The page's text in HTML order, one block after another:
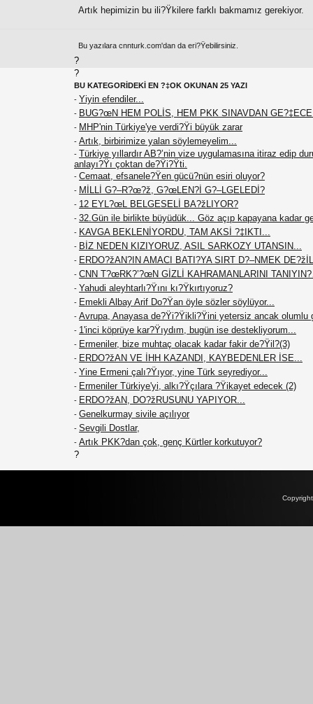
Artık hepimizin bu ili?Ÿkilere farklı bakmamız gerekiyor.
Bu yazılara cnnturk.com'dan da eri?Ÿebilirsiniz.
?
?
BU KATEGORİDEKİ EN ?‡OK OKUNAN 25 YAZI
- Yiyin efendiler...
- BUG?œN HEM POLİS, HEM PKK SINAVDAN
- MHP'nin Türkiye'ye verdi?Ÿi büyük zarar
- Artık, birbirimize yalan söylemeyelim...
- Türkiye yıllardır AB?’nin vize uygulamasına itiraz edip
anlayı?Ÿı çoktan de?Ÿi?Ÿti.
- Cemaat, efsanele?Ÿen gücü?nün esiri oluyor?
- MİLLİ G?–R?œ?ž, G?œLEN?İ G?–LGELEDİ?
- 12 EYL?œL BELGESELİ BA?žLIYOR?
- 32.Gün ile birlikte büyüdük... Göz açıp kapayana kadar
- KAVGA BEKLENİYORDU, TAM AKSİ ?‡IKTI...
- BİZ NEDEN KIZIYORUZ, ASIL SARKOZY UTANSIN...
- ERDO?žAN?IN AMACI BATI?YA SIRT D?–NMEK
- CNN T?œRK?’?œN GİZLİ KAHRAMANLARINI
- Yahudi aleyhtarlı?Ÿını kı?Ÿkırtıyoruz?
- Emekli Albay Arif Do?Ÿan öyle sözler söylüyor...
- Avrupa, Anayasa de?Ÿi?Ÿikli?Ÿini yetersiz ancak olumlu
- 1'inci köprüye kar?Ÿıydım, bugün ise destekliyorum...
- Ermeniler, bize muhtaç olacak kadar fakir de?Ÿil?(3)
- ERDO?žAN VE İHH KAZANDI, KAYBEDENLER İSE...
- Yine Ermeni çalı?Ÿıyor, yine Türk seyrediyor...
- Ermeniler Türkiye'yi, alkı?Ÿçılara ?Ÿikayet edecek (2)
- ERDO?žAN, DO?žRUSUNU YAPIYOR...
- Genelkurmay sivile açılıyor
- Sevgili Dostlar,
- Artık PKK?dan çok, genç Kürtler korkutuyor?
?